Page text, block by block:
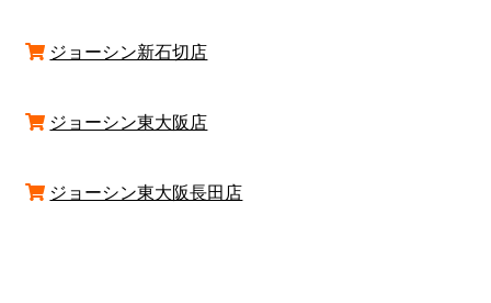
ジョーシン新石切店
ジョーシン東大阪店
ジョーシン東大阪長田店